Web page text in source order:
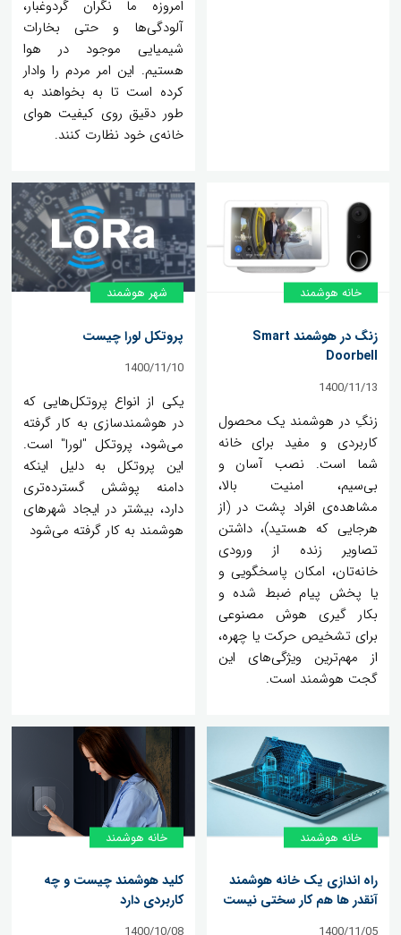
امروزه ما نگران گردوغبار،
آلودگی‌ها و حتی بخارات
شیمیایی موجود در هوا
هستیم. این امر مردم را وادار
کرده است تا به بخواهند به
طور دقیق روی کیفیت هوای
خانه‌ی خود نظارت کنند.
خانه‌ هوشمند
زنگ در هوشمند Smart
Doorbell
1400/11/13
زنگِ در هوشمند یک محصول
کاربردی و مفید برای خانه
شما است. نصب آسان و
بی‌سیم، امنیت بالا،
مشاهده‌ی افراد پشت در (از
هرجایی که هستید)، داشتن
تصاویر زنده از ورودی
خانه‌تان، امکان پاسخگویی و
یا پخش پیام ضبط شده و
بکار گیری هوش مصنوعی
برای تشخیص حرکت یا چهره،
از مهم‌ترین ویژگی‌های این
گجت هوشمند است.
شهر هوشمند
پروتکل لورا چیست
1400/11/10
یکی از انواع پروتکل‌هایی که
در هوشمندسازی به کار گرفته
می‌شود، پروتکل "لورا" است.
این پروتکل به دلیل اینکه
دامنه پوشش گسترده‌تری
دارد، بیشتر در ایجاد شهرهای
هوشمند به کار گرفته می‌شود
خانه‌ هوشمند
راه اندازی یک خانه هوشمند
آنقدر ها هم کار سختی نیست
خانه‌ هوشمند
کلید هوشمند چیست و چه
کاربردی دارد